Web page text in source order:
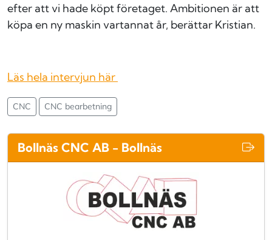
efter att vi hade köpt företaget. Ambitionen är att
köpa en ny maskin vartannat år, berättar Kristian.
Läs hela intervjun här
CNC CNC bearbetning
Bollnäs CNC AB - Bollnäs